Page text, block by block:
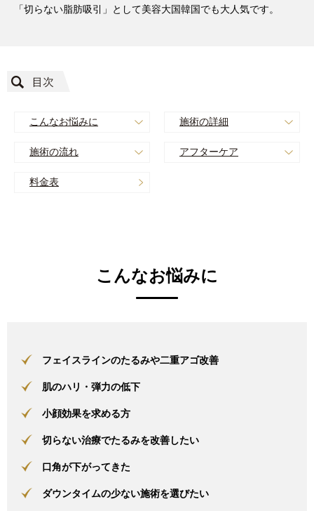
「切らない脂肪吸引」として美容大国韓国でも大人気です。
こんなお悩みに 施術の詳細
施術の流れ アフターケア
料金表
こんなお悩みに
フェイスラインのたるみや二重アゴ改善
肌のハリ・弾力の低下
小顔効果を求める方
切らない治療でたるみを改善したい
口角が下がってきた
ダウンタイムの少ない施術を選びたい